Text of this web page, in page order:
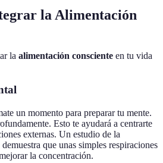
la Alimentación
la alimentación consciente en tu vida
un momento para preparar tu mente.
Esto te ayudará a centrarte
externas. Un estudio de la
demuestra que unas simples respiraciones
la concentración.